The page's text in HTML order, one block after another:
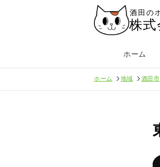
酒田の
株
ホーム
ホーム 地域 酒田市